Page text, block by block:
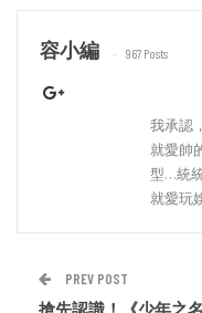
容小編 967 Posts
我承認
就愛帥
型…統
就愛玩
PREV POST